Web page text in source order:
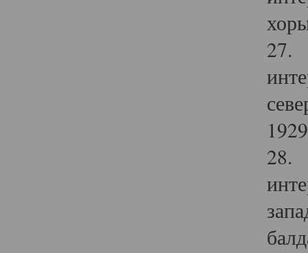
27.
28.